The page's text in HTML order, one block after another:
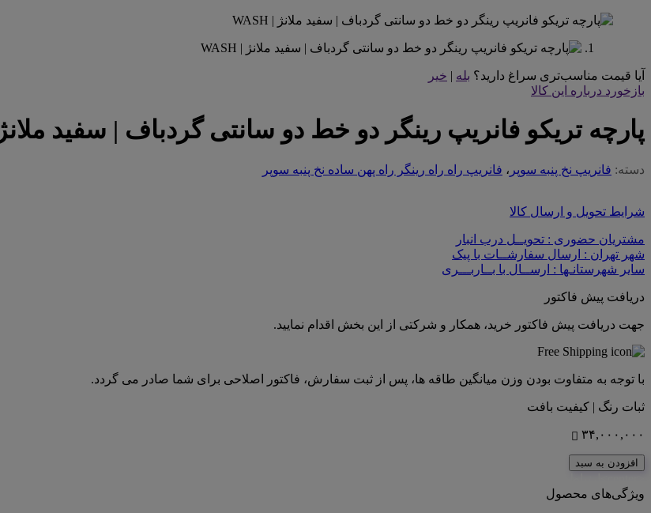
آیا قیمت مناسب‌تری سراغ دارید؟ بله | خیر
بازخورد درباره این کالا
پارچه تریکو فانریپ رینگر دو خط دو سانتی گردباف | سفید ملانژ
دسته: فانریپ نخ پنبه سوپر ، فانریپ راه راه رینگر راه پهن ساده نخ پنبه سوپر
شرایط تحویل و ارسال کالا
مشتریان حضوری : تحویــل درب انبار
شهر تهران : ارسال سفارشــات با پیک
سایر شهرستانـها : ارســال با بــاربـــری
دریافت پیش فاکتور
جهت دریافت پیش فاکتور خرید، همکار و شرکتی از این بخش اقدام نمایید.
با توجه به متفاوت بودن وزن میانگین طاقه ها، پس از ثبت سفارش، فاکتور اصلاحی برای شما صادر می گردد.
ثبات رنگ | کیفیت بافت
۳۴,۰۰۰,۰۰۰
افزودن به سبد
ویژگی‌های محصول